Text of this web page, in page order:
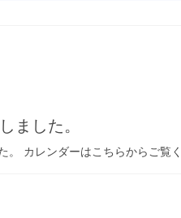
ました。
カレンダーはこちらからご覧く